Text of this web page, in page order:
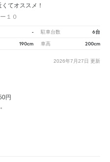
くてオススメ！
１０
- 駐車台数 6台
190cm 車高 200cm
2026年7月27日 更新
円